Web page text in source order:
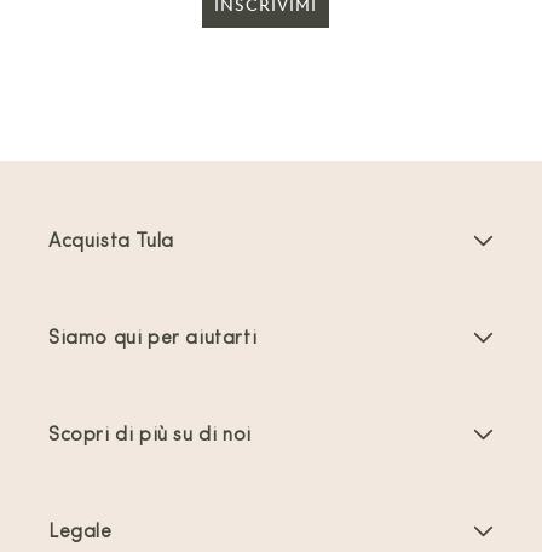
INSCRIVIMI
Acquista Tula
Offerte e promozioni
Siamo qui per aiutarti
Scopri di più su di noi
Legale